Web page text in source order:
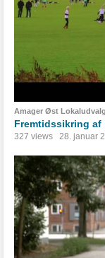
Amager Øst Lokaludvalg
Fremtidssikring af
327 views 28. januar